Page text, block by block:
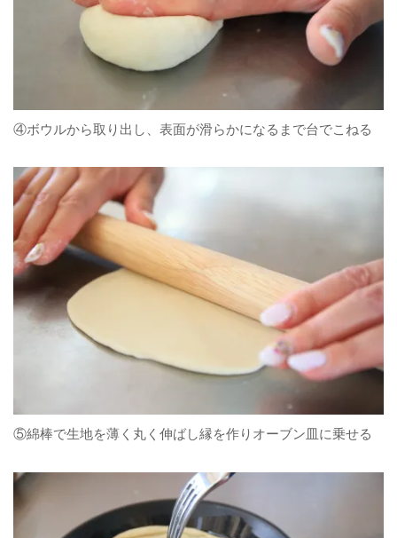
④ボウルから取り出し、表面が滑らかになるまで台でこねる
⑤綿棒で生地を薄く丸く伸ばし縁を作りオーブン皿に乗せる